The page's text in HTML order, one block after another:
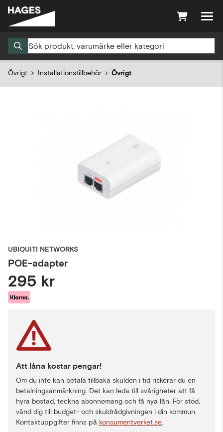
Övrigt Installationstillbehör Övrigt
UBIQUITI NETWORKS
POE-adapter
295 kr
Att låna kostar pengar!
Om du inte kan betala tillbaka skulden i tid riskerar du en
betalningsanmärkning. Det kan leda till svårigheter att få
hyra bostad, teckna abonnemang och få nya lån. För stöd,
vänd dig till budget- och skuldrådgivningen i din kommun.
Kontaktuppgifter finns på konsumentverket.se